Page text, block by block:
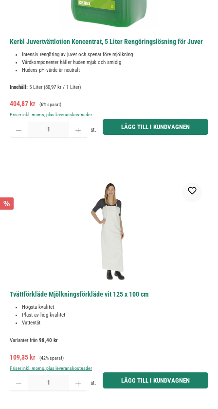
Kerbl Juvertvättlotion Koncentrat, 5 Liter Rengöringslösning för Juver
Intensiv rengöring av juver och spenar före mjölkning
Vårdkomponenter håller huden mjuk och smidig
Hudens pH-värde är neutralt
Innehåll: 5 Liter (80,97 kr / 1 Liter)
Försäljningspris:
404,87 kr Ordinarie pris:
(6% sparat)
Priser inkl. moms, plus leveranskostnader
Produktkvantitet: Ange önskat belopp eller använd knapparna för att öka eller minska kvantiteten.
st. LÄGG TILL I KUNDVAGNEN
%
Tvättförkläde Mjölkningsförkläde vit 125 x 100 cm
Högsta kvalitet
Plast av hög kvalitet
Vattentät
Varianter från 98,40 kr
Försäljningspris:
109,35 kr Ordinarie pris:
(42% sparat)
Priser inkl. moms, plus leveranskostnader
Produktkvantitet: Ange önskat belopp eller använd knapparna för att öka eller minska kvantiteten.
st. LÄGG TILL I KUNDVAGNEN